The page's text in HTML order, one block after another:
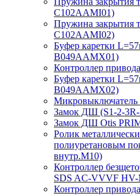
C102AAMI01)
Пружина закрытия
C102AAMI02)
Буфер каретки
B049AAMX01)
Контроллер
Буфер каретки
B049AAMX02)
Замок ДШ (S1-2-
Замок ДШ Otis
Ролик
полиуретановым
внутр.М10)
Контроллер
SDS AC-VVVF
Контроллер